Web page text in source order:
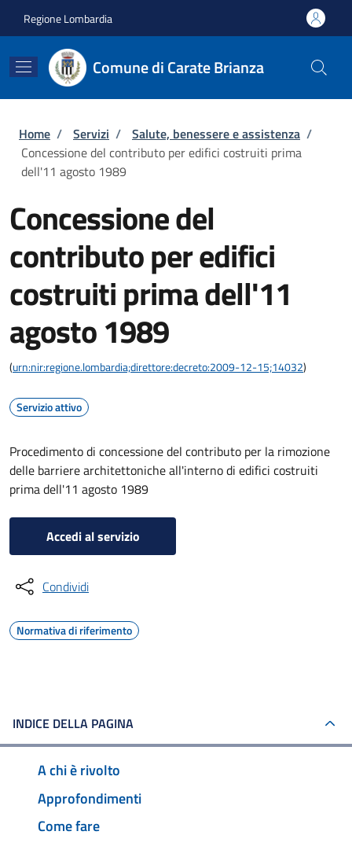
Regione Lombardia
Comune di Carate Brianza
Briciole di pane
Home / Servizi / Salute, benessere e assistenza /
Concessione del contributo per edifici costruiti prima
dell'11 agosto 1989
Concessione del
contributo per edifici
costruiti prima dell'11
agosto 1989
(urn:nir:regione.lombardia;direttore:decreto:2009-12-15;14032)
Servizio attivo
Procedimento di concessione del contributo per la rimozione
delle barriere architettoniche all'interno di edifici costruiti
prima dell'11 agosto 1989
Accedi al servizio
Condividi
Normativa di riferimento
INDICE DELLA PAGINA
A chi è rivolto
Approfondimenti
Come fare